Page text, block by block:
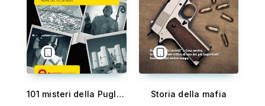
101 misteri della Puglia che non saranno mai risolti Storia della mafia